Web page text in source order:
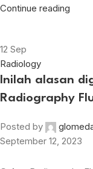
Continue reading
12 Sep
Radiology
Inilah alasan
Radiography
Posted by
September 12, 2023